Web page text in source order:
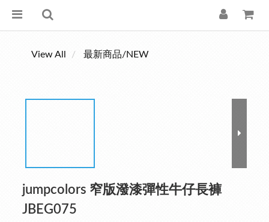
View All 最新商品/NEW
jumpcolors 窄版潑漆彈性牛仔長褲
JBEG075